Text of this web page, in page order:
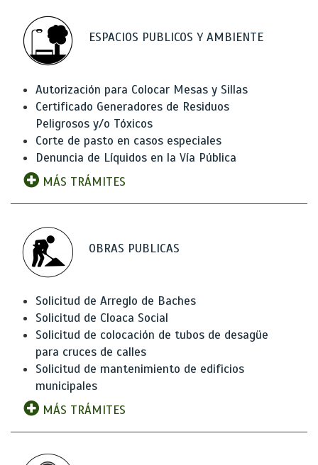
ESPACIOS PUBLICOS Y AMBIENTE
Autorización para Colocar Mesas y Sillas
Certificado Generadores de Residuos
Peligrosos y/o Tóxicos
Corte de pasto en casos especiales
Denuncia de Líquidos en la Vía Pública
MÁS TRÁMITES
OBRAS PUBLICAS
Solicitud de Arreglo de Baches
Solicitud de Cloaca Social
Solicitud de colocación de tubos de desagüe
para cruces de calles
Solicitud de mantenimiento de edificios
municipales
MÁS TRÁMITES